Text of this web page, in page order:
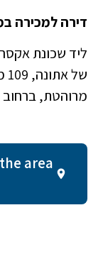
דירה למכירה
ליד שכונת
מרוהטת, ברחוב
area